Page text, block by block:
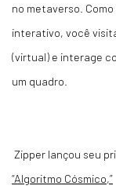
no metaverso. Como
interativo, você
(virtual) e interage
um quadro.
Zipper lançou seu
“Algoritmo Cósmico,”